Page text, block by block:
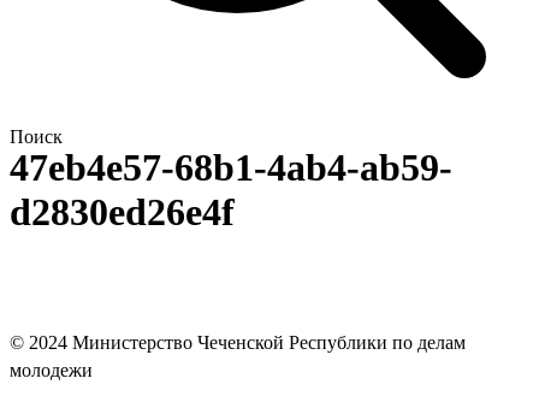
Поиск
47eb4e57-68b1-4ab4-ab59-
d2830ed26e4f
© 2024 Министерство Чеченской Республики по делам
молодежи